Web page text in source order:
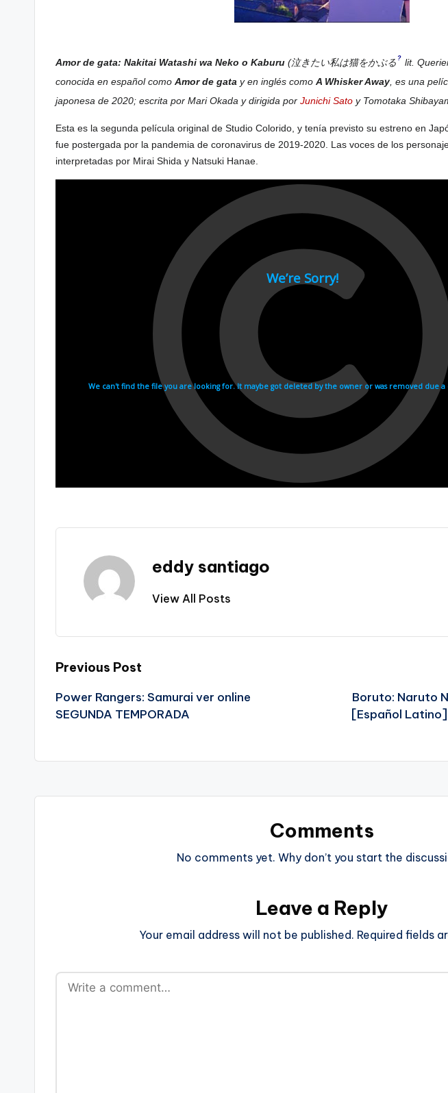
Amor de gata: Nakitai Watashi wa Neko o Kaburu (泣きたい私は猫をかぶる ? lit.
conocida en español como Amor de gata y en inglés como A Whisker Away , es una
japonesa de 2020; escrita por Mari Okada y dirigida por Junichi Sato y Tomotaka
Esta es la segunda película original de Studio Colorido, y tenía previsto su estreno en
fue postergada por la pandemia de coronavirus de 2019-2020. Las voces de los
interpretadas por Mirai Shida y Natsuki Hanae.
eddy santiago
View All Posts
Post
navigation
Previous Post
Power Rangers: Samurai ver online
SEGUNDA TEMPORADA
Boruto: Naruto
[Español
Comments
No comments yet. Why don’t you start the
Leave a Reply
Your email address will not be published. Required fields